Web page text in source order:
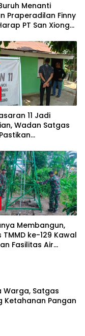
Menanti
Praperadilan Finny
PT San Xiong
11 Jadi
Wadan Satgas
Target
Membangun,
TMMD ke-129 Kawal
Fasilitas Air
Warga, Satgas
Ketahanan Pangan